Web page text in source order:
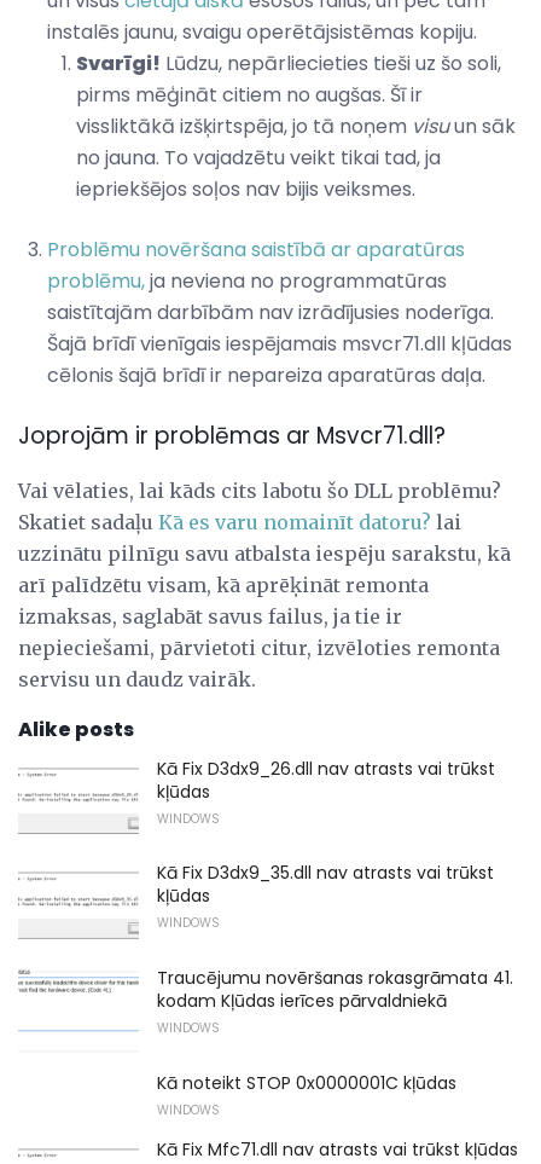
instalēs jaunu, svaigu operētājsistēmas kopiju.
Svarīgi! Lūdzu, nepārliecieties tieši uz šo soli,
pirms mēģināt citiem no augšas. Šī ir
vissliktākā izšķirtspēja, jo tā noņem visuun sāk
no jauna. To vajadzētu veikt tikai tad, ja
iepriekšējos soļos nav bijis veiksmes.
Problēmu novēršana saistībā ar aparatūras
problēmu,ja neviena no programmatūras
saistītajām darbībām nav izrādījusies noderīga.
Šajā brīdī vienīgais iespējamais msvcr71.dll kļūdas
cēlonis šajā brīdī ir nepareiza aparatūras daļa.
Joprojām ir problēmas ar Msvcr71.dll?
Vai vēlaties, lai kāds cits labotu šo DLL problēmu?
Skatiet sadaļu Kā es varu nomainīt datoru? lai
uzzinātu pilnīgu savu atbalsta iespēju sarakstu, kā
arī palīdzētu visam, kā aprēķināt remonta
izmaksas, saglabāt savus failus, ja tie ir
nepieciešami, pārvietoti citur, izvēloties remonta
servisu un daudz vairāk.
Alike posts
Kā Fix D3dx9_26.dll nav atrasts vai trūkst
kļūdas
WINDOWS
Kā Fix D3dx9_35.dll nav atrasts vai trūkst
kļūdas
WINDOWS
Traucējumu novēršanas rokasgrāmata 41.
kodam Kļūdas ierīces pārvaldniekā
WINDOWS
Kā noteikt STOP 0x0000001C kļūdas
WINDOWS
Kā Fix Mfc71.dll nav atrasts vai trūkst kļūdas